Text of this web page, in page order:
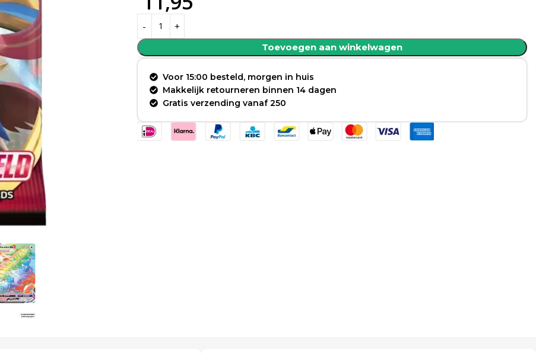
Toevoegen aan winkelwagen
Voor 15:00 besteld, morgen in huis
Makkelijk retourneren binnen 14 dagen
Gratis verzending vanaf 250